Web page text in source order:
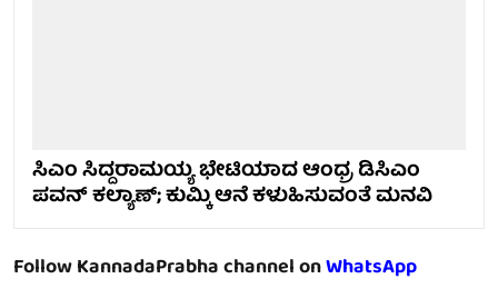
ಸಿಎಂ ಸಿದ್ದರಾಮಯ್ಯ ಭೇಟಿಯಾದ ಆಂಧ್ರ ಡಿಸಿಎಂ
ಪವನ್ ಕಲ್ಯಾಣ್; ಕುಮ್ಕಿ ಆನೆ ಕಳುಹಿಸುವಂತೆ ಮನವಿ
Follow KannadaPrabha channel onWhatsApp